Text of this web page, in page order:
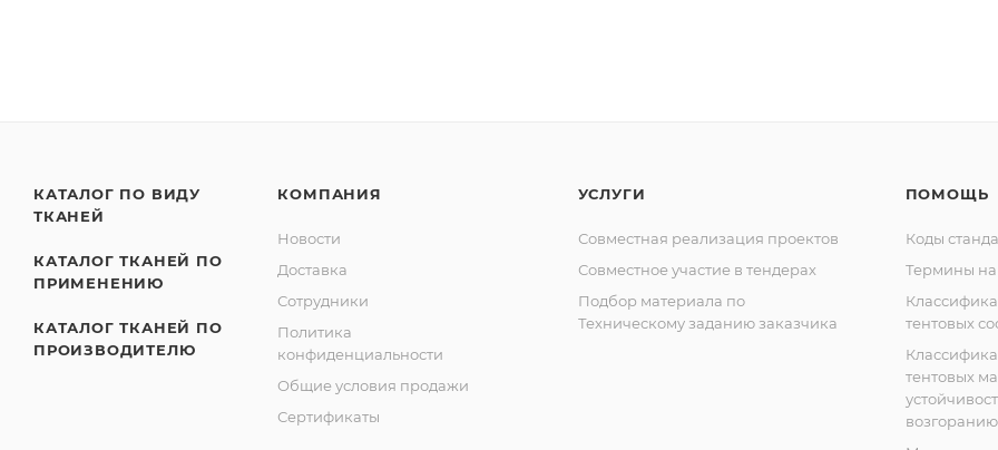
КАТАЛОГ ПО ВИДУ
ТКАНЕЙ
КАТАЛОГ ТКАНЕЙ ПО
ПРИМЕНЕНИЮ
КАТАЛОГ ТКАНЕЙ ПО
ПРОИЗВОДИТЕЛЮ
КОМПАНИЯ
Новости
Доставка
Сотрудники
Политика
конфиденциальности
Общие условия продажи
Сертификаты
УСЛУГИ
Совместная реализация проектов
Совместное участие в тендерах
Подбор материала по
Техническому заданию заказчика
ПОМОЩЬ
Коды
Термины на
тентовых
тентовых
возгоранию